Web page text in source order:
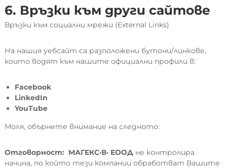
6. Връзки към други сайтове
Връзки към социални мрежи (External Links)
На нашия уебсайт са разположени бутони/линкове,
които водят към нашите официални профили в:
Facebook
LinkedIn
YouTube
Моля, обърнете внимание на следното:
Отговорност: МАГЕКС·В·ЕООДне контролира
начина, по който тези компании обработват Вашите